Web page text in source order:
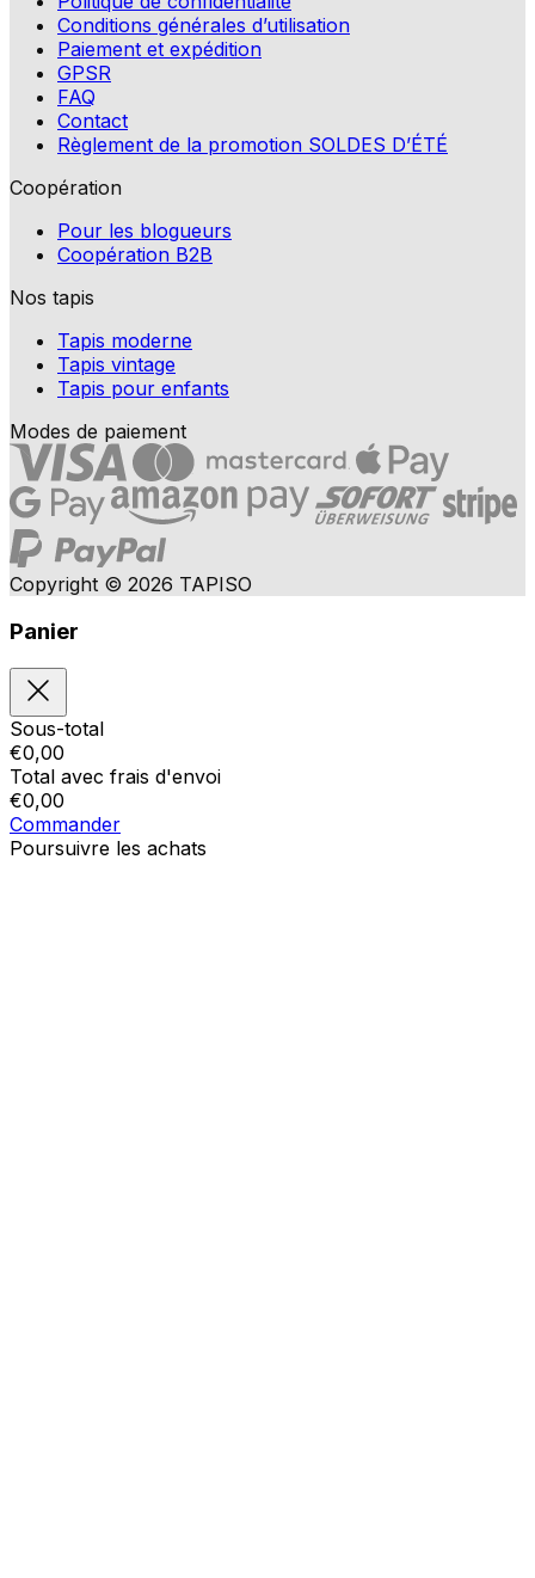
Conditions générales d’utilisation
Paiement et expédition
GPSR
FAQ
Contact
Règlement de la promotion SOLDES D’ÉTÉ
Coopération
Pour les blogueurs
Coopération B2B
Nos tapis
Tapis moderne
Tapis vintage
Tapis pour enfants
Modes de paiement
Copyright © 2026 TAPISO
Panier
Sous-total
€0,00
Total avec frais d'envoi
€0,00
Commander
Poursuivre les achats